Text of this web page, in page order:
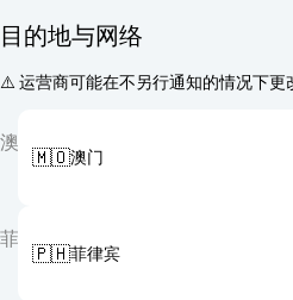
目的地与网络
⚠️ 运营商可能在不另行通知的情况下更
澳
🇲🇴澳门
菲
🇵🇭菲律宾